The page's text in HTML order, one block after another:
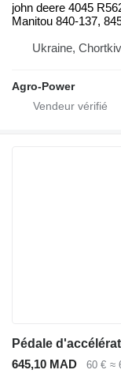
john deere 4045
Manitou 840-137,
Ukraine, Chortkiv
Agro-Power
645,10 MAD 60 € ≈